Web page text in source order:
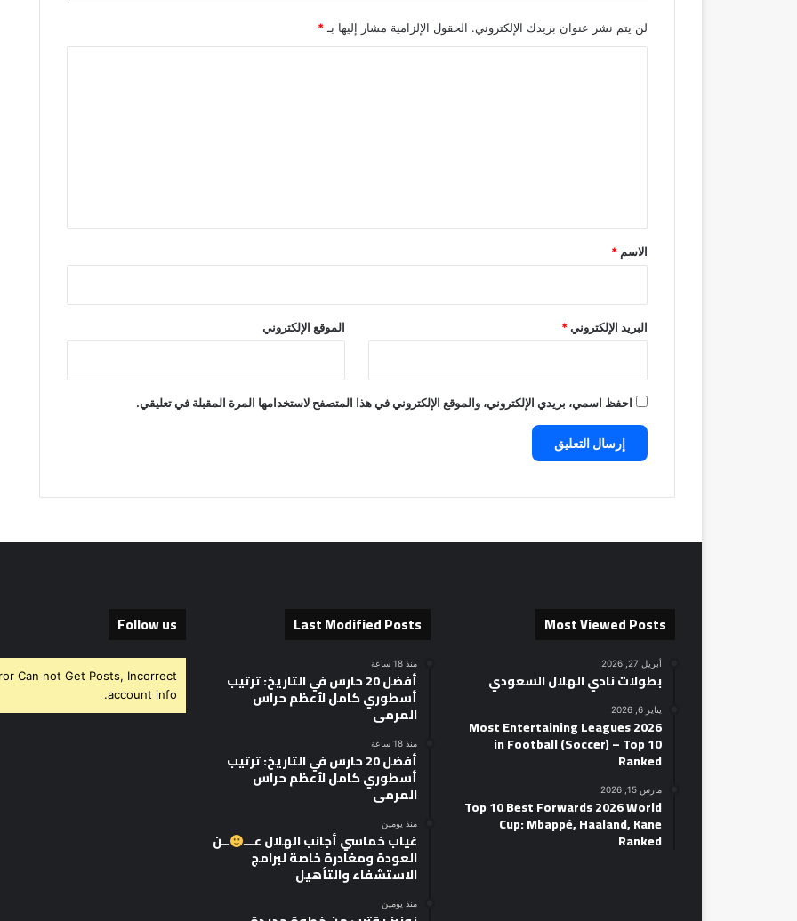
لن يتم نشر عنوان بريدك الإلكتروني. الحقول الإلزامية مشار إليها بـ*
*
الاسم *
البريد الإلكتروني* الموقع الإلكتروني
احفظ اسمي، بريدي الإلكتروني، والموقع الإلكتروني في هذا المتصفح لاستخدامها المرة المقبلة في تعليقي.
Most Viewed Posts
أبريل 27, 2026
بطولات نادي الهلال السعودي
يناير 6, 2026
2026 Most Entertaining Leagues
in Football (Soccer) – Top 10
Ranked
مارس 15, 2026
Top 10 Best Forwards 2026 World
Cup: Mbappé, Haaland, Kane
Ranked
Last Modified Posts
منذ 18 ساعة
أفضل 20 حارس في التاريخ: ترتيب
أسطوري كامل لأعظم حراس
المرمى
منذ 18 ساعة
أفضل 20 حارس في التاريخ: ترتيب
أسطوري كامل لأعظم حراس
المرمى
منذ يومين
غياب خماسي أجانب الهلال عـــ ــن
العودة ومغادرة خاصة لبرامج
الاستشفاء والتأهيل
منذ يومين
Follow us
Can not Get Posts, Incorrect
account info.